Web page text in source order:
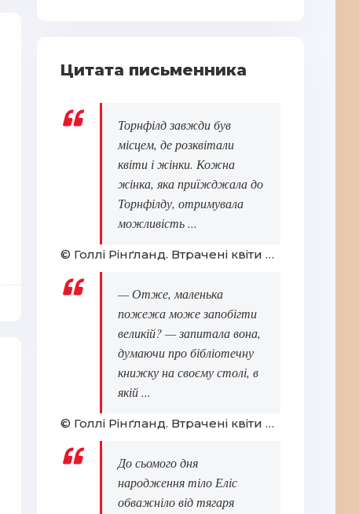
Цитата письменника
Торнфілд завжди був
місцем, де розквітали
квіти і жінки. Кожна
жінка, яка приїжджала до
Торнфілду, отримувала
можливість ...
© Голлі Рінґланд. Втрачені квіти Еліс Гарт
— Отже, маленька
пожежа може запобігти
великій? — запитала вона,
думаючи про бібліотечну
книжку на своєму столі, в
якій ...
© Голлі Рінґланд. Втрачені квіти Еліс Гарт
До сьомого дня
народження тіло Еліс
обважніло від тягаря